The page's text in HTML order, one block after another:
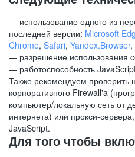
— использование одного из
последней версии: Microsoft
Chrome, Safari, Yandex.Browser,
— разрешение использования
— работоспособность
Также рекомендуем проверить
корпоративного Firewall'a
компьютер/локальную сеть от
интернета) или прокси-
JavaScript.
Для того чтобы